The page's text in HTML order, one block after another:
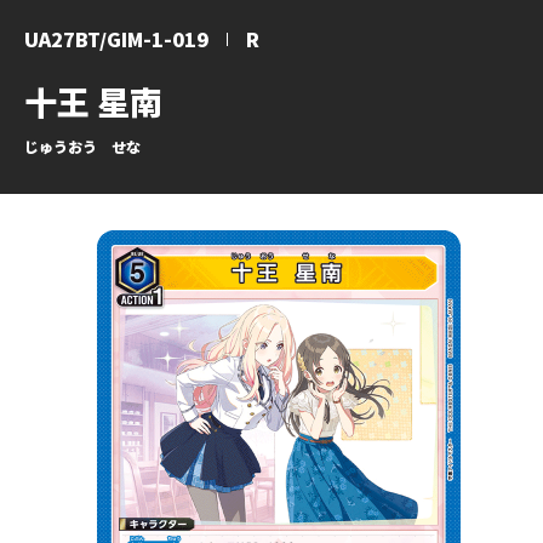
十王 星南
じゅうおう せな
UA27BT/GIM-1-019 R